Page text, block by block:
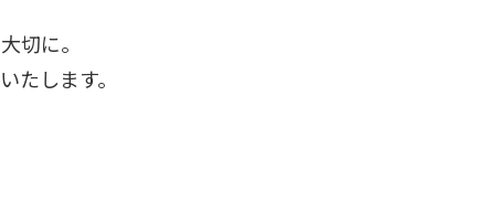
切に。
たします。